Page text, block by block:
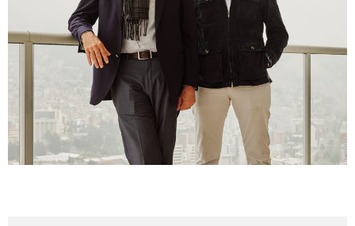
Alexandra Bedoya – La Constancia detrás de La Paletería